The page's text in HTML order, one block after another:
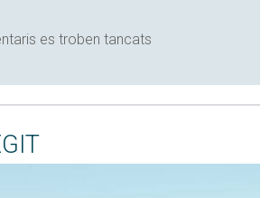
es troben tancats